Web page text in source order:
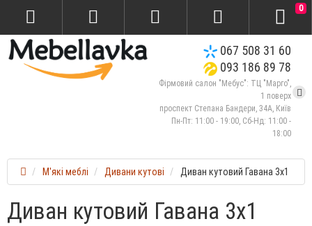
067 508 31 60
093 186 89 78
Фірмовий салон "Мебус": ТЦ "Марго",
1 поверх
проспект Степана Бандери, 34А, Київ
Пн-Пт: 11:00 - 19:00, Сб-Нд: 11:00 -
18:00
0
М'які меблі Дивани кутові Диван кутовий Гавана 3х1
Диван кутовий Гавана 3х1